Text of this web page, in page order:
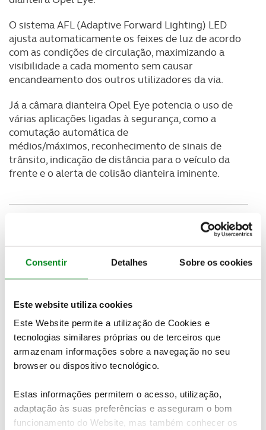
Consentir Detalhes Sobre os cookies
Este website utiliza cookies
Este Website permite a utilização de Cookies e
tecnologias similares próprias ou de terceiros que
armazenam informações sobre a navegação no seu
browser ou dispositivo tecnológico.
Estas informações permitem o acesso, utilização,
adaptação às suas preferências e asseguram o bom
funcionamento do Website, mas também conhecer os
O sistema AFL (Adaptive Forward Lighting) LED
ajusta automaticamente os feixes de luz de acordo
com as condições de circulação, maximizando a
visibilidade a cada momento sem causar
encandeamento dos outros utilizadores da via.
Já a câmara dianteira Opel Eye potencia o uso de
várias aplicações ligadas à segurança, como a
comutação automática de
médios/máximos, reconhecimento de sinais de
trânsito, indicação de distância para o veículo da
frente e o alerta de colisão dianteira iminente.